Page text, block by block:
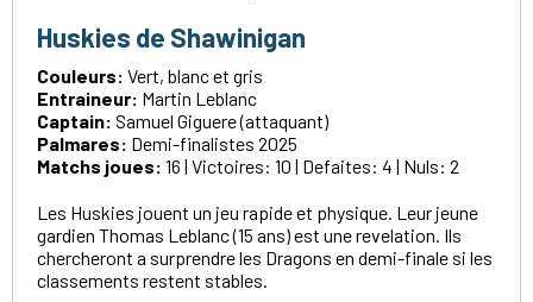
Huskies de Shawinigan
Couleurs: Vert, blanc et gris
Entraineur: Martin Leblanc
Captain: Samuel Giguere (attaquant)
Palmares: Demi-finalistes 2025
Matchs joues: 16 | Victoires: 10 | Defaites: 4 | Nuls: 2
Les Huskies jouent un jeu rapide et physique. Leur jeune
gardien Thomas Leblanc (15 ans) est une revelation. Ils
chercheront a surprendre les Dragons en demi-finale si les
classements restent stables.